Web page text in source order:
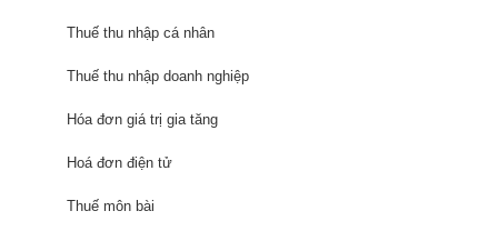
Thuế thu nhập cá nhân
Thuế thu nhập doanh nghiệp
Hóa đơn giá trị gia tăng
Hoá đơn điện tử
Thuế môn bài